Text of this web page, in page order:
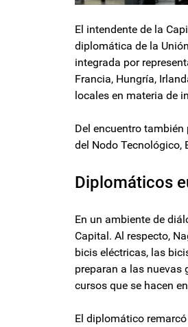
El intendente de la
diplomática de la
integrada por
Francia, Hungría,
locales en materia de
Del encuentro
del Nodo
Diplomáticos
En un ambiente de
Capital. Al respecto,
bicis eléctricas, las
preparan a las
cursos que se hacen
El diplomático